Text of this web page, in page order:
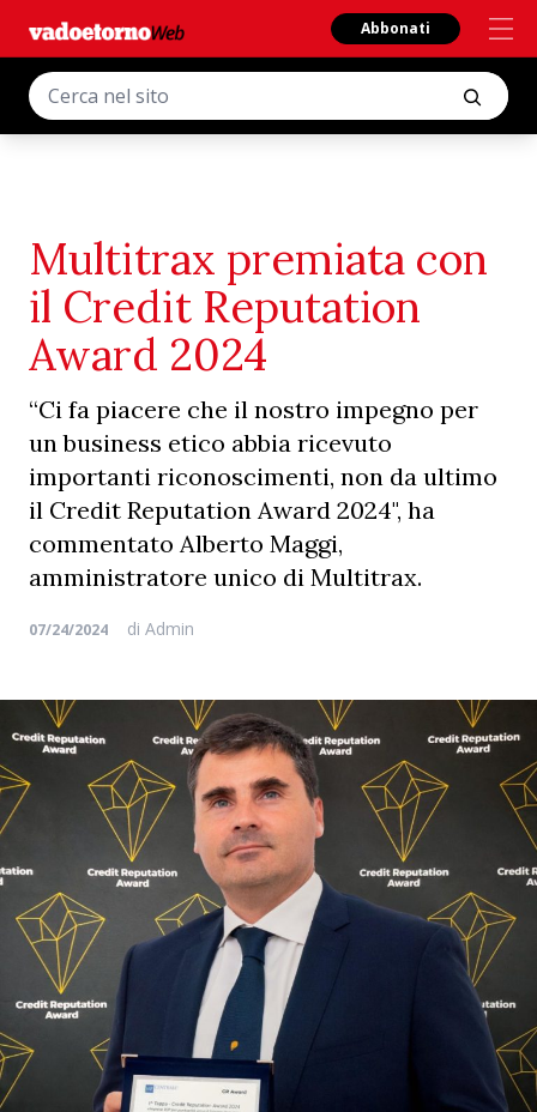
Abbonati
Multitrax premiata con
il Credit Reputation
Award 2024
“Ci fa piacere che il nostro impegno per
un business etico abbia ricevuto
importanti riconoscimenti, non da ultimo
il Credit Reputation Award 2024", ha
commentato Alberto Maggi,
amministratore unico di Multitrax.
07/24/2024 di Admin